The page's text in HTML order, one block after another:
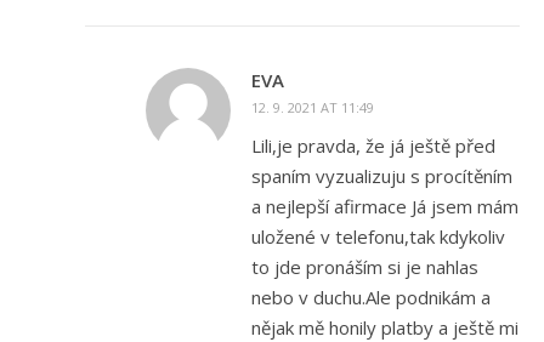
EVA
12. 9. 2021 AT 11:49
Lili,je pravda, že já ještě před
spaním vyzualizuju s procítěním
a nejlepší afirmace Já jsem mám
uložené v telefonu,tak kdykoliv
to jde pronáším si je nahlas
nebo v duchu.Ale podnikám a
nějak mě honily platby a ještě mi